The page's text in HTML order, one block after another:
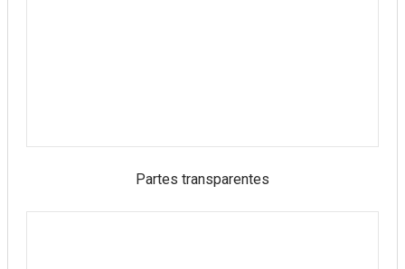
Partes transparentes